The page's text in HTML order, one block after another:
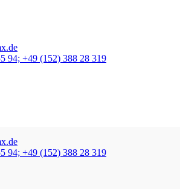
94; +49 (152) 388 28 319
94; +49 (152) 388 28 319